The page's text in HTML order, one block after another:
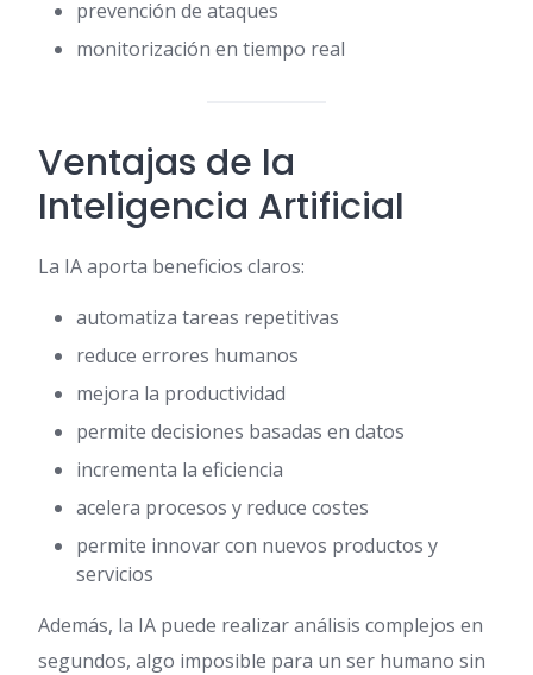
prevención de ataques
monitorización en tiempo real
Ventajas de la
Inteligencia Artificial
La IA aporta beneficios claros:
automatiza tareas repetitivas
reduce errores humanos
mejora la productividad
permite decisiones basadas en datos
incrementa la eficiencia
acelera procesos y reduce costes
permite innovar con nuevos productos y
servicios
Además, la IA puede realizar análisis complejos en
segundos, algo imposible para un ser humano sin